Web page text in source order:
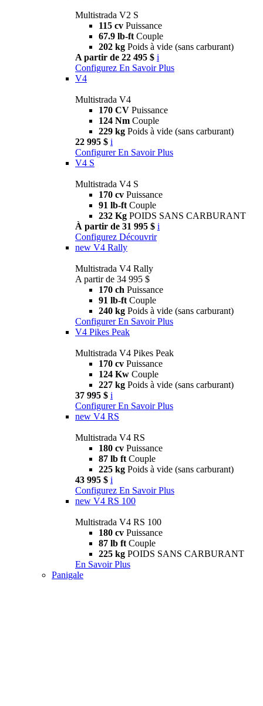
Multistrada V2 S
115 cv Puissance
67.9 lb-ft Couple
202 kg Poids à vide (sans carburant)
A partir de 22 495 $ i
Configurez En Savoir Plus
V4
Multistrada V4
170 CV Puissance
124 Nm Couple
229 kg Poids à vide (sans carburant)
22 995 $ i
Configurer En Savoir Plus
V4 S
Multistrada V4 S
170 cv Puissance
91 lb-ft Couple
232 Kg POIDS SANS CARBURANT
À partir de 31 995 $ i
Configurez Découvrir
new V4 Rally
Multistrada V4 Rally
A partir de 34 995 $
170 ch Puissance
91 lb-ft Couple
240 kg Poids à vide (sans carburant)
Configurer En Savoir Plus
V4 Pikes Peak
Multistrada V4 Pikes Peak
170 cv Puissance
124 Kw Couple
227 kg Poids à vide (sans carburant)
37 995 $ i
Configurer En Savoir Plus
new V4 RS
Multistrada V4 RS
180 cv Puissance
87 lb ft Couple
225 kg Poids à vide (sans carburant)
43 995 $ i
Configurez En Savoir Plus
new V4 RS 100
Multistrada V4 RS 100
180 cv Puissance
87 lb ft Couple
225 kg POIDS SANS CARBURANT
En Savoir Plus
Panigale